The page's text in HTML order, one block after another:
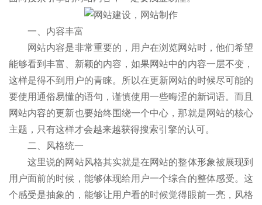
一、内容丰富
网站内容是非常重要的，用户在浏览网站时，他们希望
能够看到丰富、新颖的内容，如果网站中的内容一层不变，
这样是得不到用户的青睐。所以在更新网站的时候尽可能的
要使用通俗易懂的语句，谨慎使用一些晦涩的新词语。而且
网站内容的更新也要始终围绕一个中心，那就是网站的核心
主题，只有这样才会越来越获得搜索引擎的认可。
二、风格统一
这里说的网站风格其实就是在网站的整体形象被展现到
用户面前的时候，能够体现给用户一个综合的整体感受。这
个感受是抽象的，能够让用户看的时候觉得眼前一亮，风格